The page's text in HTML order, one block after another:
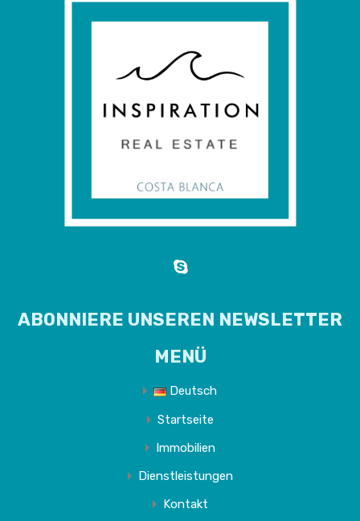
ABONNIERE UNSEREN NEWSLETTER
MENÜ
Deutsch
Startseite
Immobilien
Dienstleistungen
Kontakt